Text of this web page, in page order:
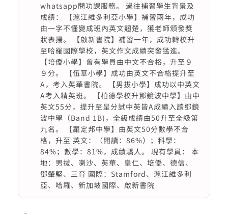
whatsapp問功課服務。 過往補習學生背景及
成績： 【滬江維多利亞小學】補習兩年，成功
由一字不懂變成班內英文翹楚，獲老師頒發獎
狀表揚。 【啟新書院】補習一年，成功轉校升
至哈羅國際學校，英文作文成績突發猛進。
【培僑小學】曾有學員由中文不合格，升至９
９分。 【伍華小學】成功由英文不合格提升至
A，考入英華書院。 【男拔小學】成功以中英文
A考入精英班。 【柏德學校升鄧鏡波中學】由中
英文55分，提升至呈分試中英皆A成績入讀鄧鏡
波中學（Band 1B)，全級成績由50升至全級第
九名。 【羅定邦中學】由英文50分數學不合
格，升至 英文：（閱讀：86%）；科學：
84%；數學：81%，成績驕人。 現有學員： 本
地：男拔、喇沙、英華、皇仁、培僑、德信、
鄧肇堅、三育 國際：Stamford、滬江維多利
亞、哈羅、新加坡國際、啟新書院